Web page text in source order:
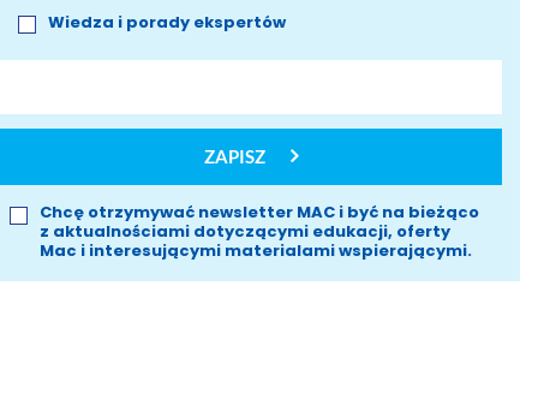
Wiedza i porady ekspertów
ZAPISZ
Chcę otrzymywać newsletter MAC i być na bieżąco
z aktualnościami dotyczącymi edukacji, oferty
Mac i interesującymi materialami wspierającymi.